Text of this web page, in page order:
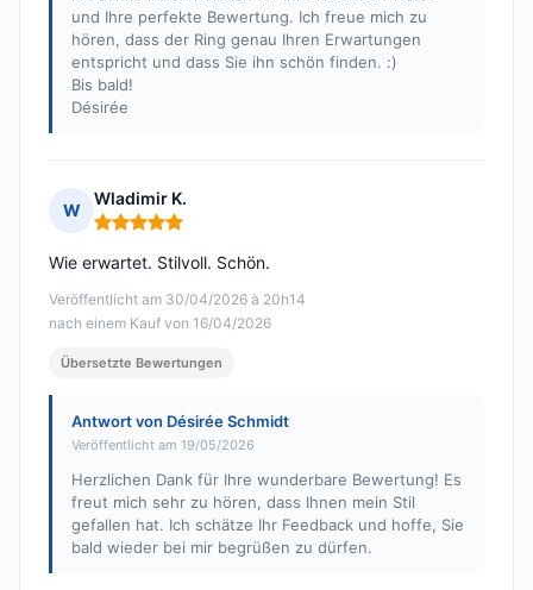
und Ihre perfekte Bewertung. Ich freue mich zu
hören, dass der Ring genau Ihren Erwartungen
entspricht und dass Sie ihn schön finden. :)
Bis bald!
Désirée
W
Wladimir K.
Hinweis: 5 von 5
Veröffentlicht am 30/04/2026 à 20h14
nach einem Kauf von 16/04/2026
Wie erwartet. Stilvoll. Schön.
Übersetzte Bewertungen
Antwort von Désirée Schmidt
Veröffentlicht am 19/05/2026
Herzlichen Dank für Ihre wunderbare Bewertung! Es
freut mich sehr zu hören, dass Ihnen mein Stil
gefallen hat. Ich schätze Ihr Feedback und hoffe, Sie
bald wieder bei mir begrüßen zu dürfen.